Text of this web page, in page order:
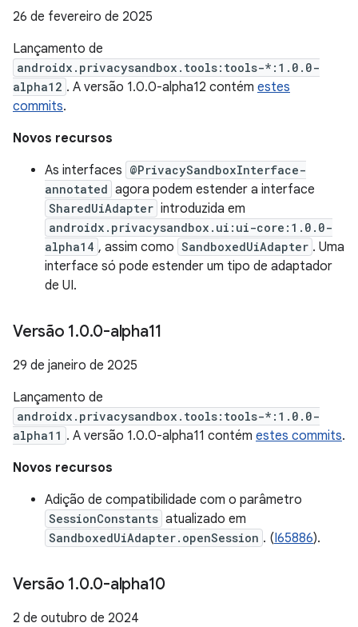
26 de fevereiro de 2025
Lançamento de
androidx.privacysandbox.tools:tools-*:1.0.0-
alpha12 . A versão 1.0.0-alpha12 contém estes
commits.
Novos recursos
As interfaces @PrivacySandboxInterface-
annotated agora podem estender a interface
SharedUiAdapter introduzida em
androidx.privacysandbox.ui:ui-core:1.0.0-
alpha14 , assim como SandboxedUiAdapter . Uma
interface só pode estender um tipo de adaptador
de UI.
Versão 1.0.0-alpha11
29 de janeiro de 2025
Lançamento de
androidx.privacysandbox.tools:tools-*:1.0.0-
alpha11 . A versão 1.0.0-alpha11 contém estes commits.
Novos recursos
Adição de compatibilidade com o parâmetro
SessionConstants atualizado em
SandboxedUiAdapter.openSession . (I65886).
Versão 1.0.0-alpha10
2 de outubro de 2024